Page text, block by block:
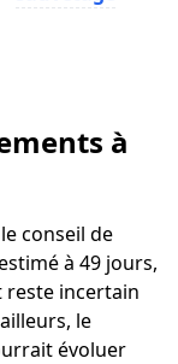
à
conseil de
à 49 jours,
reste incertain
le
évoluer